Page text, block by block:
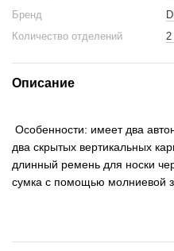
Бренд
Количество отделений
2
Описание
Особенности: имеет два
два скрытых вертикальных
длинный ремень для носки
сумка с помощью молниевой